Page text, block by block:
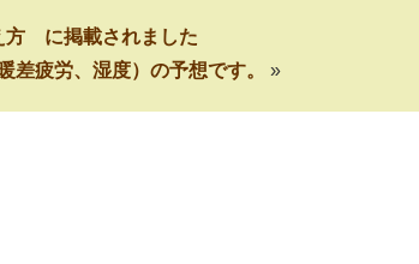
方 に掲載されました
差疲労、湿度）の予想です。 »